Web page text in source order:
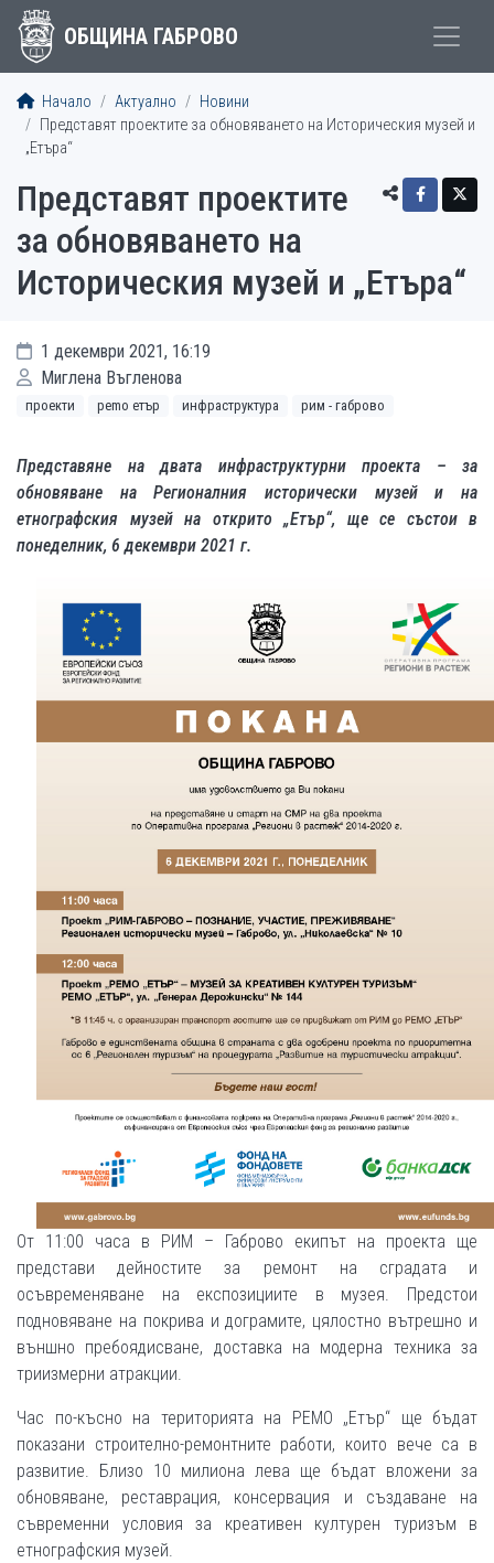
ОБЩИНА ГАБРОВО
Начало Актуално
Новини
Представят проектите за обновяването на Историческия музей и
„Етъра“
Представят проектите
за обновяването на
Историческия музей и „Етъра“
1 декември 2021, 16:19
Миглена Въгленова
проекти рemo етър инфраструктура рим - габрово
Представяне на двата инфраструктурни проекта – за
обновяване на Регионалния исторически музей и на
етнографския музей на открито „Етър“, ще се състои в
понеделник, 6 декември 2021 г.
От 11:00 часа в РИМ – Габрово екипът на проекта ще
представи дейностите за ремонт на сградата и
осъвременяване на експозициите в музея. Предстои
подновяване на покрива и дограмите, цялостно вътрешно и
външно пребоядисване, доставка на модерна техника за
триизмерни атракции.
Час по-късно на територията на РЕМО „Етър“ ще бъдат
показани строително-ремонтните работи, които вече са в
развитие. Близо 10 милиона лева ще бъдат вложени за
обновяване, реставрация, консервация и създаване на
съвременни условия за креативен културен туризъм в
етнографския музей.